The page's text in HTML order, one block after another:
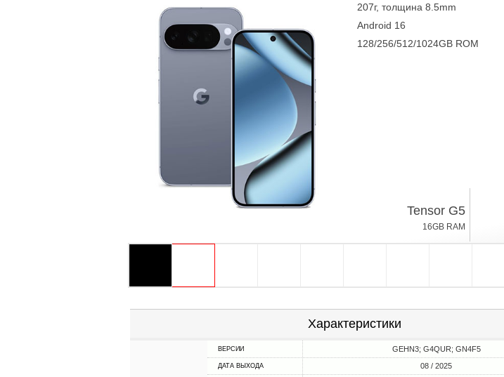
207г, толщина 8.5mm
Android 16
128/256/512/1024GB ROM
Tensor G5
16GB RAM
Характеристики
ВЕРСИИ GEHN3; G4QUR; GN4F5
ДАТА ВЫХОДА 08 / 2025